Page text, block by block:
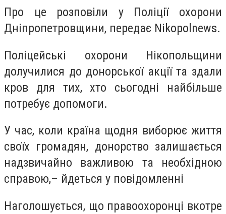
Про це розповіли у Поліції охорони
Дніпропетровщини, передає Nikopolnews.
Поліцейські охорони Нікопольщини
долучилися до донорської акції та здали
кров для тих, хто сьогодні найбільше
потребує допомоги.
У час, коли країна щодня виборює життя
своїх громадян, донорство залишається
надзвичайно важливою та необхідною
справою,– йдеться у повідомленні
Наголошується, що правоохоронці вкотре